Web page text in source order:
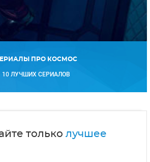
ПРО КОСМОС
10 ЛУЧШИХ СЕРИАЛОВ
только лучшее